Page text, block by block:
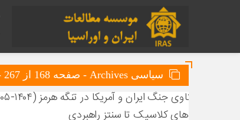
سیاسی Archives - صفحه 168 از 267 - ایراس